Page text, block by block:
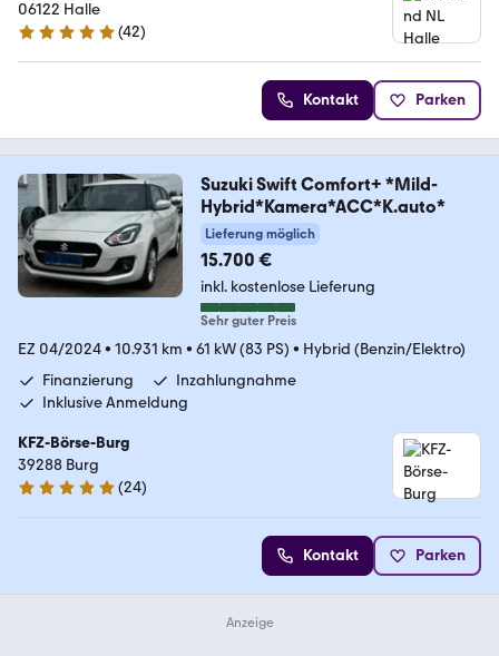
06122 Halle
4.8 Sterne
(42)
Kontakt Parken
Suzuki Swift Comfort+ *Mild-
Hybrid*Kamera*ACC*K.auto*
Lieferung möglich
15.700 €
inkl. kostenlose Lieferung
Sehr guter Preis
EZ 04/2024• 10.931 km • 61 kW (83 PS) • Hybrid (Benzin/Elektro)
Finanzierung
Inzahlungnahme
Inklusive Anmeldung
KFZ-Börse-Burg
39288 Burg
5 Sterne
(24)
Kontakt Parken